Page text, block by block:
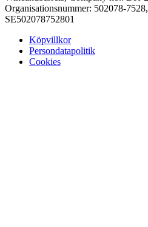
Organisationsnummer: 502078-
SE502078752801
Köpvillkor
Persondatapolitik
Cookies